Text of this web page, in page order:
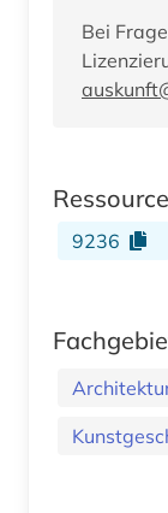
Bei
9236